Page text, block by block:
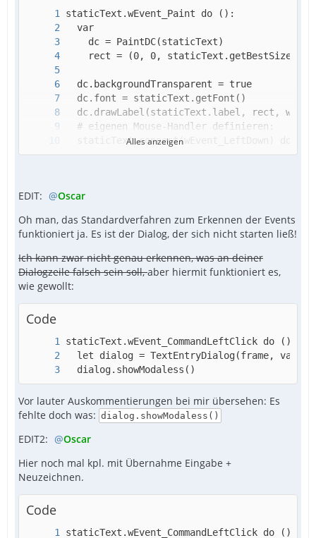
    echo "LEFT-DOWN"
Alles anzeigen
EDIT:
Oscar
Oh man, das Standardverfahren zum Erkennen der Events
funktioniert ja. Es ist der Dialog, der sich nicht starten ließ!
Ich kann zwar nicht genau erkennen, was an deiner
Dialogzeile falsch sein soll,aber hiermit funktioniert es,
wie gewollt:
Code
  dialog.showModaless()
Vor lauter Auskommentierungen bei mir übersehen: Es
fehlte doch was: dialog.showModaless()
EDIT2:
Oscar
Hier noch mal kpl. mit Übernahme Eingabe +
Neuzeichnen.
Code